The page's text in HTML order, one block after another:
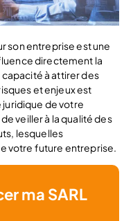
son entreprise est une
directement la
à attirer des
et enjeux est
de votre
veiller à la qualité des
lesquelles
votre future entreprise.
ma SARL